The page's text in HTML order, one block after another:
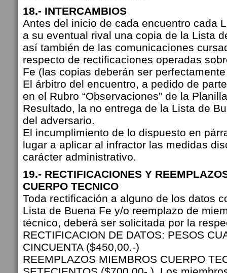
18.- INTERCAMBIOS
Antes del inicio de cada encuentro cada
a su eventual rival una copia de la Lista
así también de las comunicaciones
respecto de rectificaciones operadas
Fe (las copias deberán ser
El árbitro del encuentro, a pedido de
en el Rubro “Observaciones” de la
Resultado, la no entrega de la Lista de
del adversario.
El incumplimiento de lo dispuesto en
lugar a aplicar al infractor las medidas
carácter administrativo.
19.- RECTIFICACIONES Y
CUERPO TECNICO
Toda rectificación a alguno de los datos
Lista de Buena Fe y/o reemplazo de
técnico, deberá ser solicitada por la
RECTIFICACION DE DATOS: PESOS
CINCUENTA ($450,00.-)
REEMPLAZOS MIEMBROS CUERPO